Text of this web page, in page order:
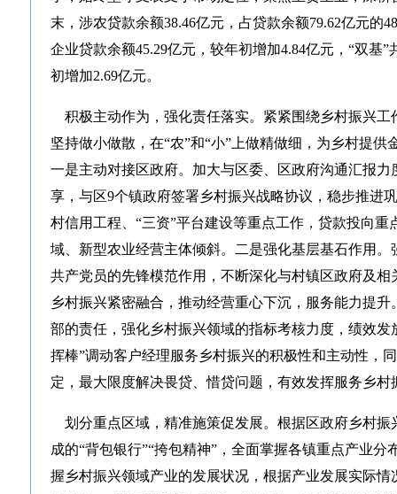
末，涉农贷款余额38.46亿元，占贷款余额79.62亿元的
企业贷款余额45.29亿元，较年初增加4.84亿元，“双基
初增加2.69亿元。
积极主动作为，强化责任落实。紧紧围绕乡村振兴工
坚持做小做散，在“农”和“小”上做精做细，为乡村提供
一是主动对接区政府。加大与区委、区政府沟通汇报力
享，与区9个镇政府签署乡村振兴战略协议，稳步推进
村信用工程、“三资”平台建设等重点工作，贷款投向
域、新型农业经营主体倾斜。二是强化基层基石作用
共产党员的先锋模范作用，不断深化与村镇区政府及
乡村振兴紧密融合，推动经营重心下沉，服务能力提
部的责任，强化乡村振兴领域的指标考核力度，绩效
挥棒”调动客户经理服务乡村振兴的积极性和主动性，
定，最大限度解决畏贷、惜贷问题，有效发挥服务乡
划分重点区域，精准施策促发展。根据区政府乡村振
成的“背包银行”“挎包精神”，全面掌握各镇重点产业分
握乡村振兴领域产业的发展状况，根据产业发展实际